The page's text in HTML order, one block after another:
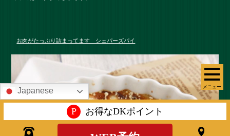
メニュー
お肉がたっぷり詰まってます シェパーズパイ
Japanese
P お得なDKポイント